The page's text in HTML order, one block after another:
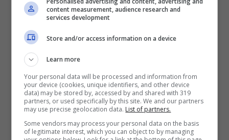
Veronica Ursida Roberta Di Padua – Solonotizie24
LEGGI ANCHE
Principe Carlo,
content measurement, audience research and
services development
Store and/or access information on a device
Learn more
Your personal data will be processed and information from
your device (cookies, unique identifiers, and other device
data) may be stored by, accessed by and shared with 319
partners, or used specifically by this site. We and our partners
may use precise geolocation data. List of partners.
Some vendors may process your personal data on the basis
of legitimate interest, which you can object to by managing